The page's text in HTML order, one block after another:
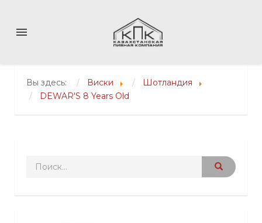
menu
Вы здесь: Виски
Шотландия
DEWAR'S 8 Years Old